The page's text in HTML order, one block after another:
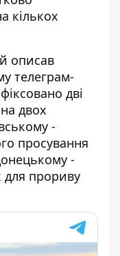
кількох
описав
телеграм-
дві
двох
-
просування
-
прориву